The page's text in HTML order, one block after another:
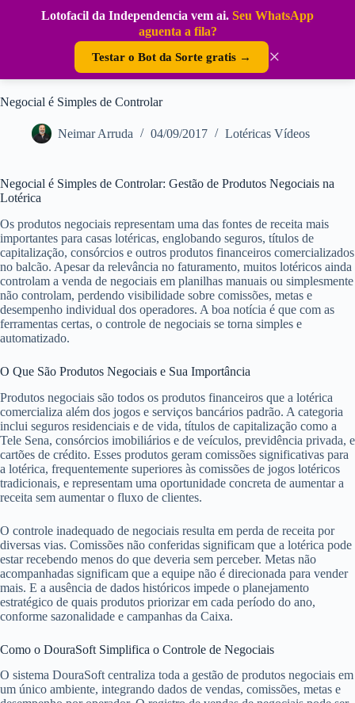
Lotofacil da Independencia vem ai. Seu WhatsApp
aguenta a fila?
Testar o Bot da Sorte gratis → ×
Negocial é Simples de Controlar
Neimar Arruda 04/09/2017 Lotéricas Vídeos
Negocial é Simples de Controlar: Gestão de Produtos Negociais na
Lotérica
Os produtos negociais representam uma das fontes de receita mais
importantes para casas lotéricas, englobando seguros, títulos de
capitalização, consórcios e outros produtos financeiros comercializados
no balcão. Apesar da relevância no faturamento, muitos lotéricos ainda
controlam a venda de negociais em planilhas manuais ou simplesmente
não controlam, perdendo visibilidade sobre comissões, metas e
desempenho individual dos operadores. A boa notícia é que com as
ferramentas certas, o controle de negociais se torna simples e
automatizado.
O Que São Produtos Negociais e Sua Importância
Produtos negociais são todos os produtos financeiros que a lotérica
comercializa além dos jogos e serviços bancários padrão. A categoria
inclui seguros residenciais e de vida, títulos de capitalização como a
Tele Sena, consórcios imobiliários e de veículos, previdência privada, e
cartões de crédito. Esses produtos geram comissões significativas para
a lotérica, frequentemente superiores às comissões de jogos lotéricos
tradicionais, e representam uma oportunidade concreta de aumentar a
receita sem aumentar o fluxo de clientes.
O controle inadequado de negociais resulta em perda de receita por
diversas vias. Comissões não conferidas significam que a lotérica pode
estar recebendo menos do que deveria sem perceber. Metas não
acompanhadas significam que a equipe não é direcionada para vender
mais. E a ausência de dados históricos impede o planejamento
estratégico de quais produtos priorizar em cada período do ano,
conforme sazonalidade e campanhas da Caixa.
Como o DouraSoft Simplifica o Controle de Negociais
O sistema DouraSoft centraliza toda a gestão de produtos negociais em
um único ambiente, integrando dados de vendas, comissões, metas e